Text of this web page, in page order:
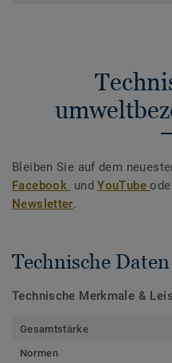
Bleiben Sie auf dem
Facebook undYouTube
Newsletter.
Technische Daten
Technische Merkmale &
Gesamtstärke
Normen